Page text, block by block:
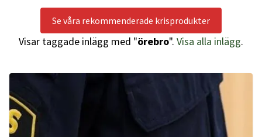
Se våra rekommenderade krisprodukter
Visar taggade inlägg med "örebro". Visa alla inlägg.